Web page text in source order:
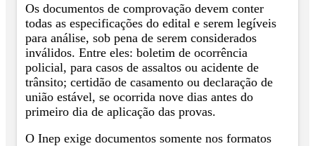
Os documentos de comprovação devem conter
todas as especificações do edital e serem legíveis
para análise, sob pena de serem considerados
inválidos. Entre eles: boletim de ocorrência
policial, para casos de assaltos ou acidente de
trânsito; certidão de casamento ou declaração de
união estável, se ocorrida nove dias antes do
primeiro dia de aplicação das provas.
O Inep exige documentos somente nos formatos